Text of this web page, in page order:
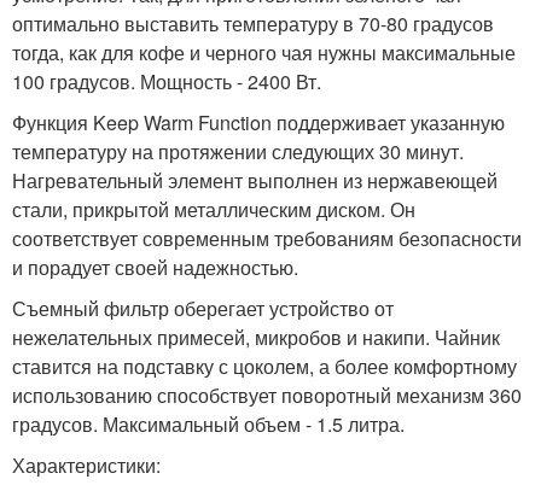
оптимально выставить температуру в 70-80 градусов
тогда, как для кофе и черного чая нужны максимальные
100 градусов. Мощность - 2400 Вт.
Функция Keep Warm Function поддерживает указанную
температуру на протяжении следующих 30 минут.
Нагревательный элемент выполнен из нержавеющей
стали, прикрытой металлическим диском. Он
соответствует современным требованиям безопасности
и порадует своей надежностью.
Съемный фильтр оберегает устройство от
нежелательных примесей, микробов и накипи. Чайник
ставится на подставку с цоколем, а более комфортному
использованию способствует поворотный механизм 360
градусов. Максимальный объем - 1.5 литра.
Характеристики: